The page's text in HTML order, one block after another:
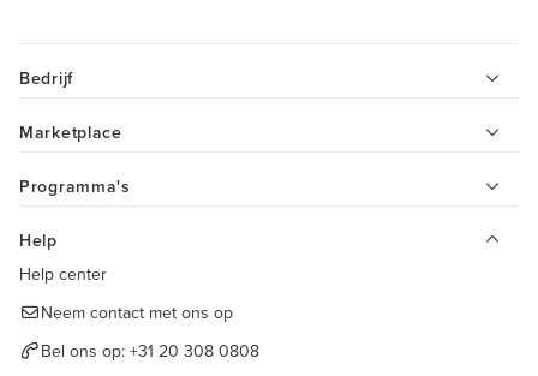
Bedrijf
Marketplace
Programma's
Help
Help center
Neem contact met ons op
Bel ons op: +31 20 308 0808